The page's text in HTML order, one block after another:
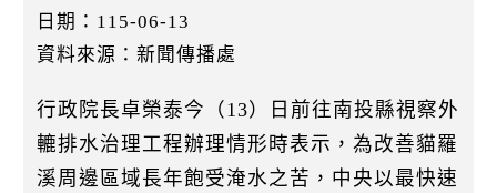
日期：115-06-13
資料來源：新聞傳播處
行政院長卓榮泰今（13）日前往南投縣視察外
轆排水治理工程辦理情形時表示，為改善貓羅
溪周邊區域長年飽受淹水之苦，中央以最快速